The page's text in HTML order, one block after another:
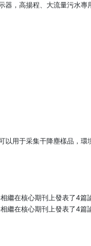
，高揚程、大流量污水
用于采集干降塵樣品，環
繼在核心期刊上發表了4篇
繼在核心期刊上發表了4篇